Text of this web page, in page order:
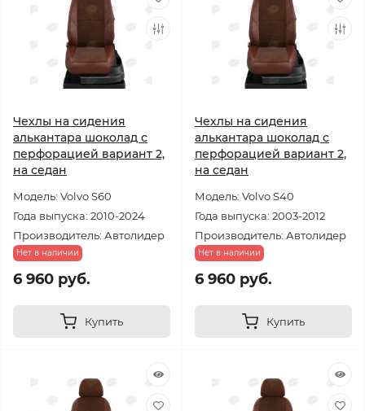
Чехлы на сидения
алькантара шоколад с
перфорацией вариант 2,
на седан
Модель: Volvo S60
Года выпуска: 2010-2024
Производитель: Автолидер
Нет в наличии
6 960 руб.
Купить
Чехлы на сидения
алькантара шоколад с
перфорацией вариант 2,
на седан
Модель: Volvo S40
Года выпуска: 2003-2012
Производитель: Автолидер
Нет в наличии
6 960 руб.
Купить